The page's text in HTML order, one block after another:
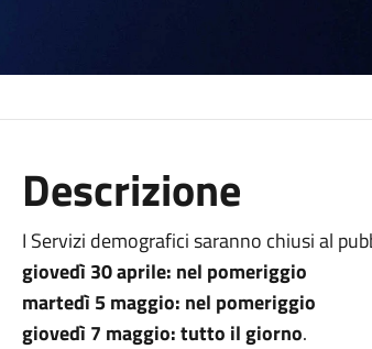
Descrizione
I Servizi demografici saranno chiusi al
giovedì 30 aprile: nel pomeriggio
martedì 5 maggio: nel pomeriggio
giovedì 7 maggio: tutto il giorno.